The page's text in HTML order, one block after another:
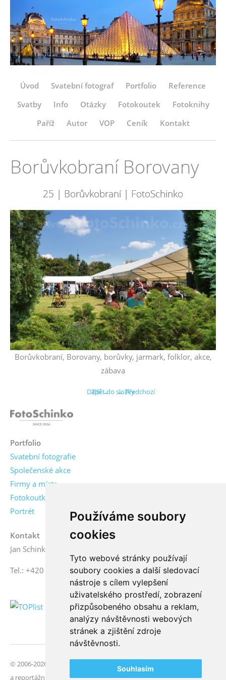
Používáme soubory
cookies
Tyto webové stránky používají
soubory cookies a další sledovací
nástroje s cílem vylepšení
uživatelského prostředí, zobrazení
přizpůsobeného obsahu a reklam,
analýzy návštěvnosti webových
stránek a zjištění zdroje
návštěvnosti.
Souhlasím
Úvod Svatební fotograf Portfolio
Reference
Svatby
Info Otázky Fotokoutek
Fotoknihy
Paříž
Autor VOP Ceník Kontakt
Borůvkobraní Borovany
25 | Borůvkobraní | FotoSchinko
Borůvkobraní, Borovany, borůvky, jarmark, folklor, akce,
zábava
← Předchozí
Další →
Zpět do složky
Portfolio
Svatební fotografie
Společenské akce
Firmy a místa
Fotokoutky
Portrét
Kontakt
Jan Schinko jr., fotograf
Tel.: +420 776 771 000
© 2006-2026 FotoSchinko, všechna práva vyhrazena | Svatební
a reportážní fotografie | České Budějovice, jižní Čechy |